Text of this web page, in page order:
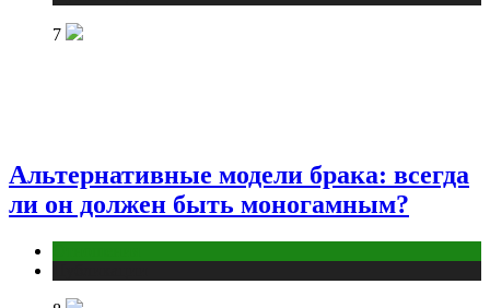
7
Альтернативные модели брака: всегда
ли он должен быть моногамным?